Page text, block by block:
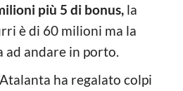
più 5 di bonus, la
è di 60 milioni ma la
andare in porto.
ha regalato colpi